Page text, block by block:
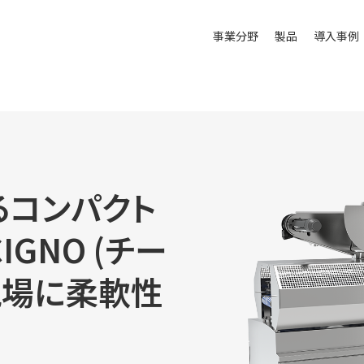
事業分野 製品 導入事例
ンパクト
(チー
に柔軟性